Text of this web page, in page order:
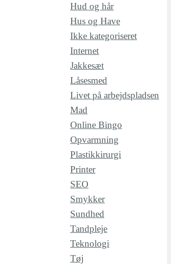
Hud og hår
Hus og Have
Ikke kategoriseret
Internet
Jakkesæt
Låsesmed
Livet på arbejdspladsen
Mad
Online Bingo
Opvarmning
Plastikkirurgi
Printer
SEO
Smykker
Sundhed
Tandpleje
Teknologi
Tøj